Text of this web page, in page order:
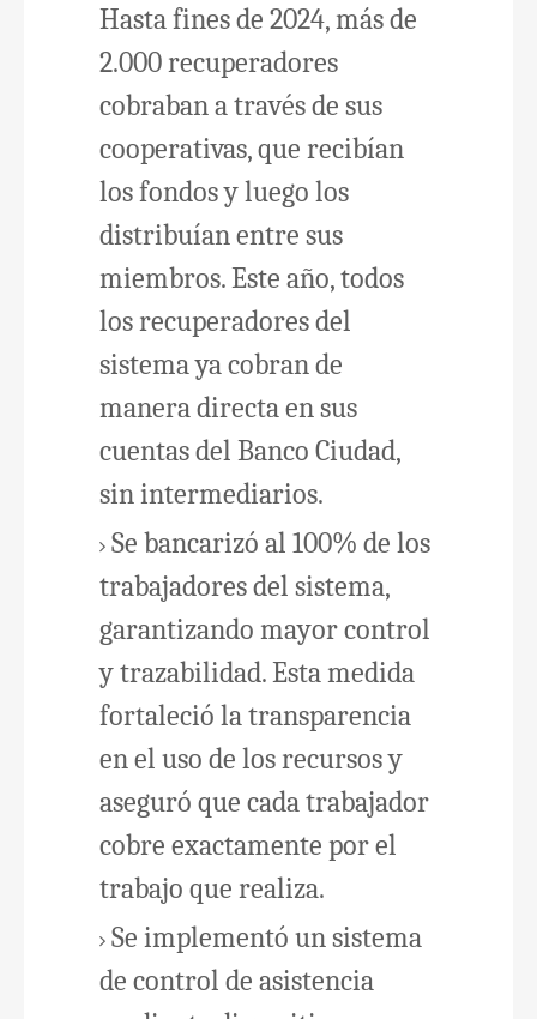
Hasta fines de 2024, más de
2.000 recuperadores
cobraban a través de sus
cooperativas, que recibían
los fondos y luego los
distribuían entre sus
miembros. Este año, todos
los recuperadores del
sistema ya cobran de
manera directa en sus
cuentas del Banco Ciudad,
sin intermediarios.
Se bancarizó al 100% de los
trabajadores del sistema,
garantizando mayor control
y trazabilidad. Esta medida
fortaleció la transparencia
en el uso de los recursos y
aseguró que cada trabajador
cobre exactamente por el
trabajo que realiza.
Se implementó un sistema
de control de asistencia